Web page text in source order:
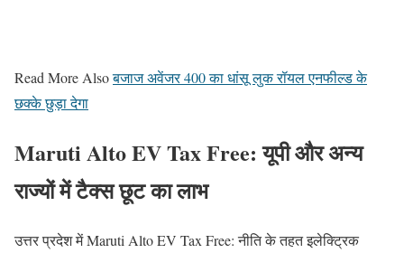
Read More Alsoबजाज अवेंजर 400 का धांसू लुक रॉयल एनफील्ड के
छक्के छुड़ा देगा
Maruti Alto EV Tax Free: यूपी और अन्य
राज्यों में टैक्स छूट का लाभ
उत्तर प्रदेश में Maruti Alto EV Tax Free: नीति के तहत इलेक्ट्रिक